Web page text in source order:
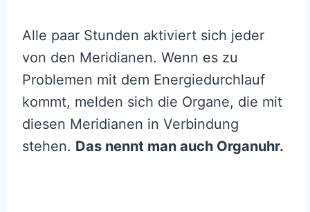
Alle paar Stunden aktiviert sich jeder
von den Meridianen. Wenn es zu
Problemen mit dem Energiedurchlauf
kommt, melden sich die Organe, die mit
diesen Meridianen in Verbindung
stehen. Das nennt man auch Organuhr.